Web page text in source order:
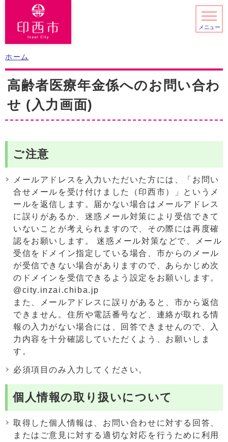
メニュー
ホーム
高齢者医療年金係へのお問い合わ
せ (入力画面)
ご注意
メールアドレスを入力いただいた方には、「お問い
合せメールを受け付けました（印西市）」というメ
ールを返信します。届かない場合はメールアドレス
に誤りがあるか、迷惑メール対策により受信できて
いないことが考えられますので、その際には再度確
認をお願いします。 迷惑メール対策などで、メール
受信をドメイン指定している場合、市からのメール
が受信できない場合がありますので、あらかじめ次
のドメインを受信できるよう設定をお願いします。
@city.inzai.chiba.jp
また、メールアドレスに誤りがあると、市から返信
できません。住所や電話番号など、連絡が取れる情
報の入力がない場合には、回答できませんので、入
力内容を十分確認していただくよう、お願いしま
す。
必須項目のみ入力してください。
個人情報の取り扱いについて
取得した個人情報は、お問い合わせに対する回答、
またはご意見に対する適切な対応を行うために利用